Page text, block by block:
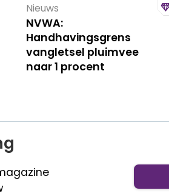
Nieuws
NVWA:
Handhavingsgrens
vangletsel pluimvee
naar 1 procent